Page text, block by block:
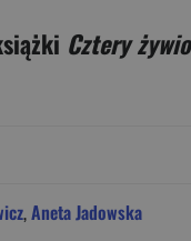
Cztery
,Aneta Jadowska